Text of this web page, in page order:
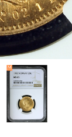
The
1